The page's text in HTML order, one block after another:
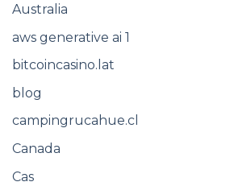
Australia
aws generative ai 1
bitcoincasino.lat
blog
campingrucahue.cl
Canada
Cas